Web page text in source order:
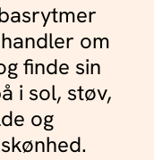
om
finde sin
i sol, støv,
og